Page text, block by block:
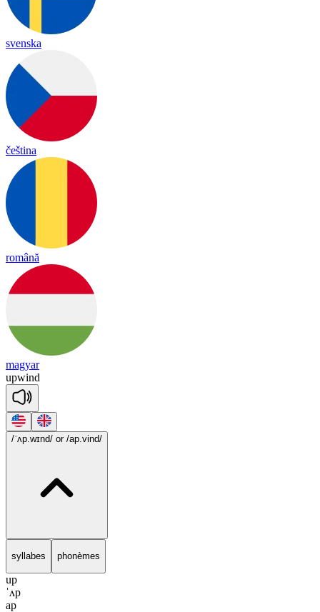
svenska
čeština
română
magyar
upwind
/ˈʌp.wɪnd/ or /ap.vind/
syllabes phonèmes
up
ˈʌp
ap